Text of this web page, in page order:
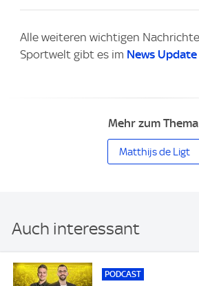
Alle weiteren wichtigen
Sportwelt gibt es im News Update
Mehr zum
Matthijs de Ligt
Auch interessant
PODCAST